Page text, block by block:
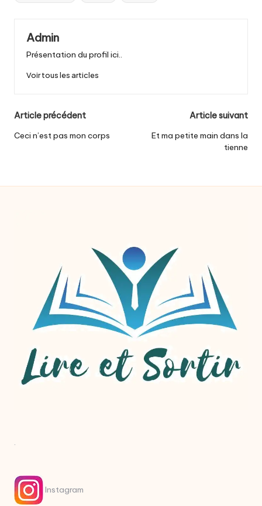
Admin
Présentation du profil ici..
Voir tous les articles
Post
navigation
Article précédent
Ceci n’est pas mon corps
Article suivant
Et ma petite main dans la
tienne
.
Instagram